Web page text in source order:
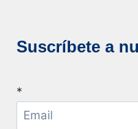
Suscríbete a
*